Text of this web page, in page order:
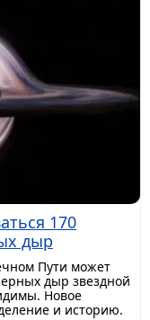
170
дыр
Пути может
дыр звездной
Новое
и историю.